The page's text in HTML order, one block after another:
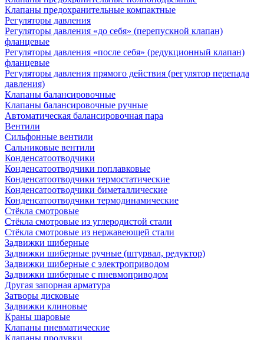
Клапаны предохранительные компактные
Регуляторы давления
Регуляторы давления «до себя» (перепускной клапан)
фланцевые
Регуляторы давления «после себя» (редукционный клапан)
фланцевые
Регуляторы давления прямого действия (регулятор перепада
давления)
Клапаны балансировочные
Клапаны балансировочные ручные
Автоматическая балансировочная пара
Вентили
Сильфонные вентили
Сальниковые вентили
Конденсатоотводчики
Конденсатоотводчики поплавковые
Конденсатоотводчики термостатические
Конденсатоотводчики биметаллические
Конденсатоотводчики термодинамические
Стёкла смотровые
Стёкла смотровые из углеродистой стали
Стёкла смотровые из нержавеющей стали
Задвижки шиберные
Задвижки шиберные ручные (штурвал, редуктор)
Задвижки шиберные с электроприводом
Задвижки шиберные с пневмоприводом
Другая запорная арматура
Затворы дисковые
Задвижки клиновые
Краны шаровые
Клапаны пневматические
Клапаны продувки